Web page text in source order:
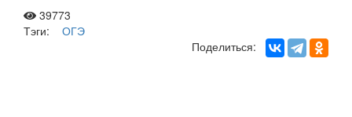
39773
Тэги:
ОГЭ
Поделиться: